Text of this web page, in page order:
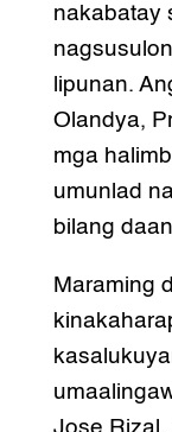
nakabatay
lipunan.
Olandya,
mga
umunlad
bilang
Maraming
Jose Rizal,